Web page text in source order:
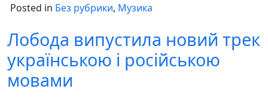
Posted in Без рубрики, Музика
Лобода випустила новий трек
українською і російською
мовами